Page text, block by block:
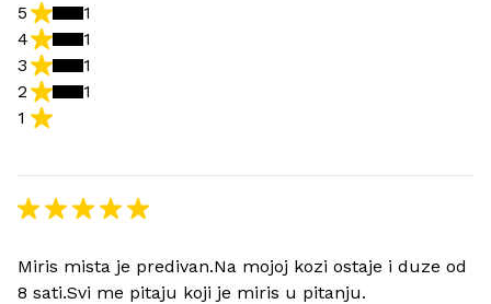
1
2 1
3 1
4 1
5 1
Miris mista je predivan.Na mojoj kozi ostaje i duze od
8 sati.Svi me pitaju koji je miris u pitanju.